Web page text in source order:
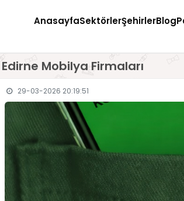
AnasayfaSektörlerŞehirlerBlog
Edirne Mobilya Firmaları
29-03-2026 20:19:51